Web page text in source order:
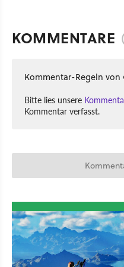
KOMMENTARE
Kommentar-Regeln von
Bitte lies unsere
Kommentar verfasst.